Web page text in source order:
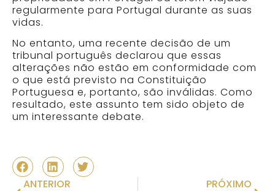
regularmente para Portugal durante as suas
vidas.
No entanto, uma recente decisão de um
tribunal português declarou que essas
alterações não estão em conformidade com
o que está previsto na Constituição
Portuguesa e, portanto, são inválidas. Como
resultado, este assunto tem sido objeto de
um interessante debate.
ANTERIOR PRÓXIMO